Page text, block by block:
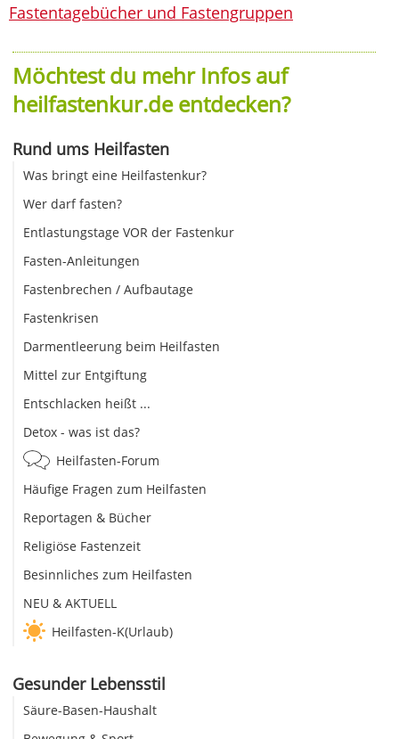
Fastentagebücher und Fastengruppen
Möchtest du mehr Infos auf
heilfastenkur.de entdecken?
Rund ums Heilfasten
Was bringt eine Heilfastenkur?
Wer darf fasten?
Entlastungstage VOR der Fastenkur
Fasten-Anleitungen
Fastenbrechen / Aufbautage
Fastenkrisen
Darmentleerung beim Heilfasten
Mittel zur Entgiftung
Entschlacken heißt ...
Detox - was ist das?
Heilfasten-Forum
Häufige Fragen zum Heilfasten
Reportagen & Bücher
Religiöse Fastenzeit
Besinnliches zum Heilfasten
NEU & AKTUELL
Heilfasten-K(Urlaub)
Gesunder Lebensstil
Säure-Basen-Haushalt